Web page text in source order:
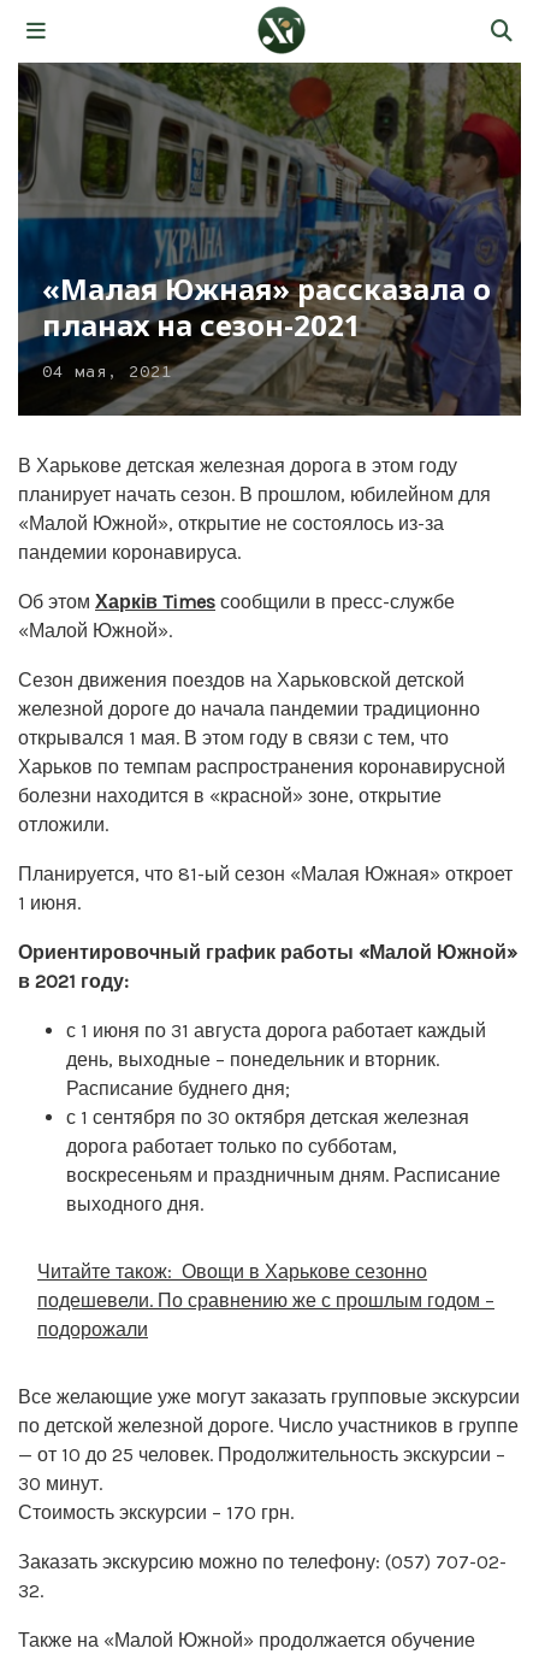
«Малая Южная» рассказала о
планах на сезон-2021
04 мая, 2021
В Харькове детская железная дорога в этом году
планирует начать сезон. В прошлом, юбилейном для
«Малой Южной», открытие не состоялось из-за
пандемии коронавируса.
Об этом Харків Times сообщили в пресс-службе
«Малой Южной».
Сезон движения поездов на Харьковской детской
железной дороге до начала пандемии традиционно
открывался 1 мая. В этом году в связи с тем, что
Харьков по темпам распространения коронавирусной
болезни находится в «красной» зоне, открытие
отложили.
Планируется, что 81-ый сезон «Малая Южная» откроет
1 июня.
Ориентировочный график работы «Малой Южной»
в 2021 году:
с 1 июня по 31 августа дорога работает каждый
день, выходные – понедельник и вторник.
Расписание буднего дня;
с 1 сентября по 30 октября детская железная
дорога работает только по субботам,
воскресеньям и праздничным дням. Расписание
выходного дня.
Читайте також: Овощи в Харькове сезонно
подешевели. По сравнению же с прошлым годом –
подорожали
Все желающие уже могут заказать групповые экскурсии
по детской железной дороге. Число участников в группе
— от 10 до 25 человек. Продолжительность экскурсии –
30 минут.
Стоимость экскурсии – 170 грн.
Заказать экскурсию можно по телефону: (057) 707-02-
32.
Также на «Малой Южной» продолжается обучение